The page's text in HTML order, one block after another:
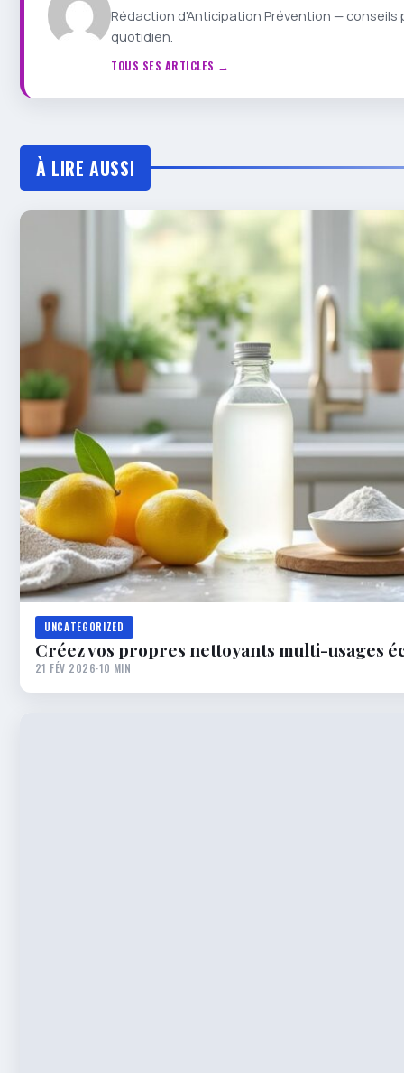
Rédaction d'Anticipation Prévention —
quotidien.
TOUS SES ARTICLES →
À LIRE AUSSI
UNCATEGORIZED
Créez vos propres nettoyants multi-usages
21 FÉV 2026·10 MIN